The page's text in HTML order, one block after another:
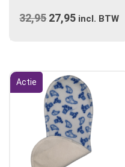
variaties.
gekozen
worden
op
de
productpagina
32,95 Oorspronkelijke
27,95 Huidige
incl. BTW
Actie